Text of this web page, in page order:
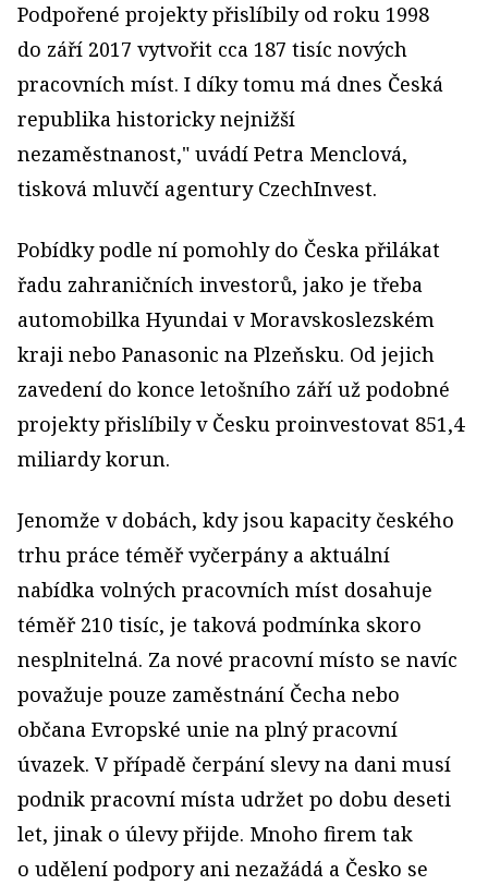
Podpořené projekty přislíbily od roku 1998
do září 2017 vytvořit cca 187 tisíc nových
pracovních míst. I díky tomu má dnes Česká
republika historicky nejnižší
nezaměstnanost," uvádí Petra Menclová,
tisková mluvčí agentury CzechInvest.
Pobídky podle ní pomohly do Česka přilákat
řadu zahraničních investorů, jako je třeba
automobilka Hyundai v Moravskoslezském
kraji nebo Panasonic na Plzeňsku. Od jejich
zavedení do konce letošního září už podobné
projekty přislíbily v Česku proinvestovat 851,4
miliardy korun.
Jenomže v dobách, kdy jsou kapacity českého
trhu práce téměř vyčerpány a aktuální
nabídka volných pracovních míst dosahuje
téměř 210 tisíc, je taková podmínka skoro
nesplnitelná. Za nové pracovní místo se navíc
považuje pouze zaměstnání Čecha nebo
občana Evropské unie na plný pracovní
úvazek. V případě čerpání slevy na dani musí
podnik pracovní místa udržet po dobu deseti
let, jinak o úlevy přijde. Mnoho firem tak
o udělení podpory ani nezažádá a Česko se